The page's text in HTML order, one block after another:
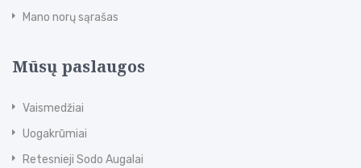
Mano norų sąrašas
Mūsų paslaugos
Vaismedžiai
Uogakrūmiai
Retesnieji Sodo Augalai